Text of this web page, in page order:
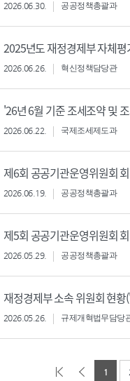
2026.06.30. 공공정책총괄과
2025년도 재정경제부 자체
2026.06.26. 혁신정책담당관
'26년 6월 기준 조세조약 및
2026.06.22. 국제조세제도과
제6회 공공기관운영위원회
2026.06.19. 공공정책총괄과
제5회 공공기관운영위원회
2026.05.29. 공공정책총괄과
재정경제부 소속 위원회 현
2026.05.26. 규제개혁법무담당
1